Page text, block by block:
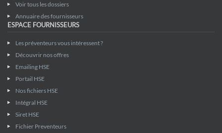
Voir tous les dossiers
Annuaire des fournisseurs
ESPACE FOURNISSEURS
Les préventeurs vous intéressent ?
Découvrir nos offres
Emailing HSE
Portail HSE
Nos fichiers HSE
Intégral HSE
Siret HSE
Fichier Preventeurs